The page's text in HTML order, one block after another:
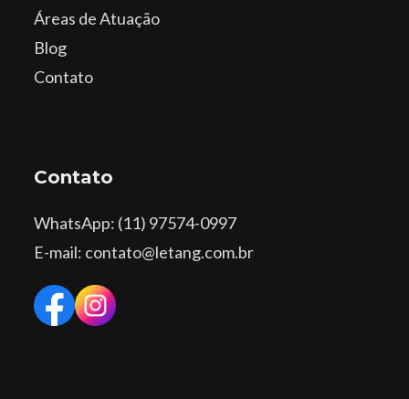
Áreas de Atuação
Blog
Contato
Contato
WhatsApp: (11) 97574-0997
E-mail: contato@letang.com.br